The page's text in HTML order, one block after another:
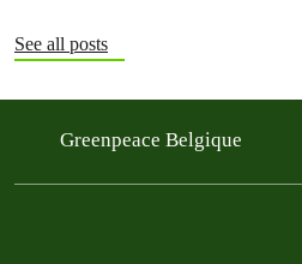
See all posts
Greenpeace Belgique